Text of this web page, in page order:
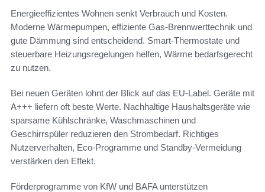
Energieeffizientes Wohnen senkt Verbrauch und Kosten.
Moderne Wärmepumpen, effiziente Gas-Brennwerttechnik und
gute Dämmung sind entscheidend. Smart-Thermostate und
steuerbare Heizungsregelungen helfen, Wärme bedarfsgerecht
zu nutzen.
Bei neuen Geräten lohnt der Blick auf das EU-Label. Geräte mit
A+++ liefern oft beste Werte. Nachhaltige Haushaltsgeräte wie
sparsame Kühlschränke, Waschmaschinen und
Geschirrspüler reduzieren den Strombedarf. Richtiges
Nutzerverhalten, Eco-Programme und Standby-Vermeidung
verstärken den Effekt.
Förderprogramme von KfW und BAFA unterstützen